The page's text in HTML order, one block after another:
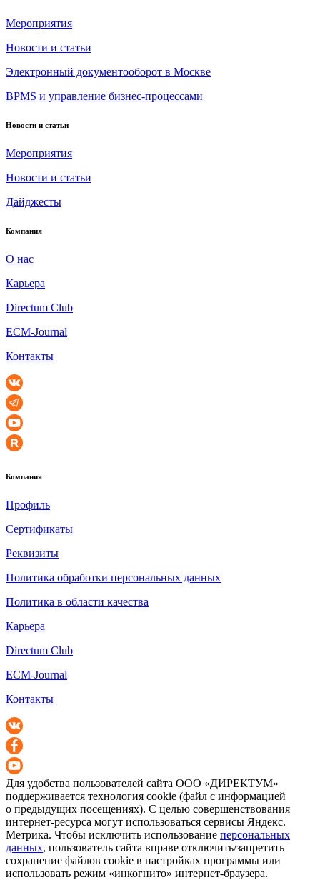
Мероприятия
Новости и статьи
Электронный документооборот в Москве
BPMS и управление бизнес-процессами
Новости и статьи
Мероприятия
Новости и статьи
Дайджесты
Компания
О нас
Карьера
Directum Club
ECM-Journal
Контакты
Компания
Профиль
Сертификаты
Реквизиты
Политика обработки персональных данных
Политика в области качества
Карьера
Directum Club
ECM-Journal
Контакты
Для удобства пользователей сайта ООО «ДИРЕКТУМ»
поддерживается технология cookie (файл с информацией
о предыдущих посещениях). С целью совершенствования
интернет-ресурса могут использоваться сервисы Яндекс.
Метрика. Чтобы исключить использование персональных
данных, пользователь сайта вправе отключить/запретить
сохранение файлов cookie в настройках программы или
использовать режим «инкогнито» интернет-браузера.